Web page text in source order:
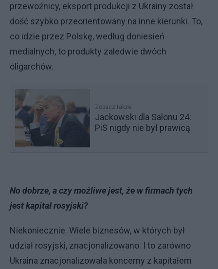
przewoźnicy, eksport produkcji z Ukrainy został
dość szybko przeorientowany na inne kierunki. To,
co idzie przez Polskę, według doniesień
medialnych, to produkty zaledwie dwóch
oligarchów.
Zobacz także
Jackowski dla Salonu 24:
PiS nigdy nie był prawicą
No dobrze, a czy możliwe jest, że w firmach tych
jest kapitał rosyjski?
Niekoniecznie. Wiele biznesów, w których był
udział rosyjski, znacjonalizowano. I to zarówno
Ukraina znacjonalizowała koncerny z kapitałem